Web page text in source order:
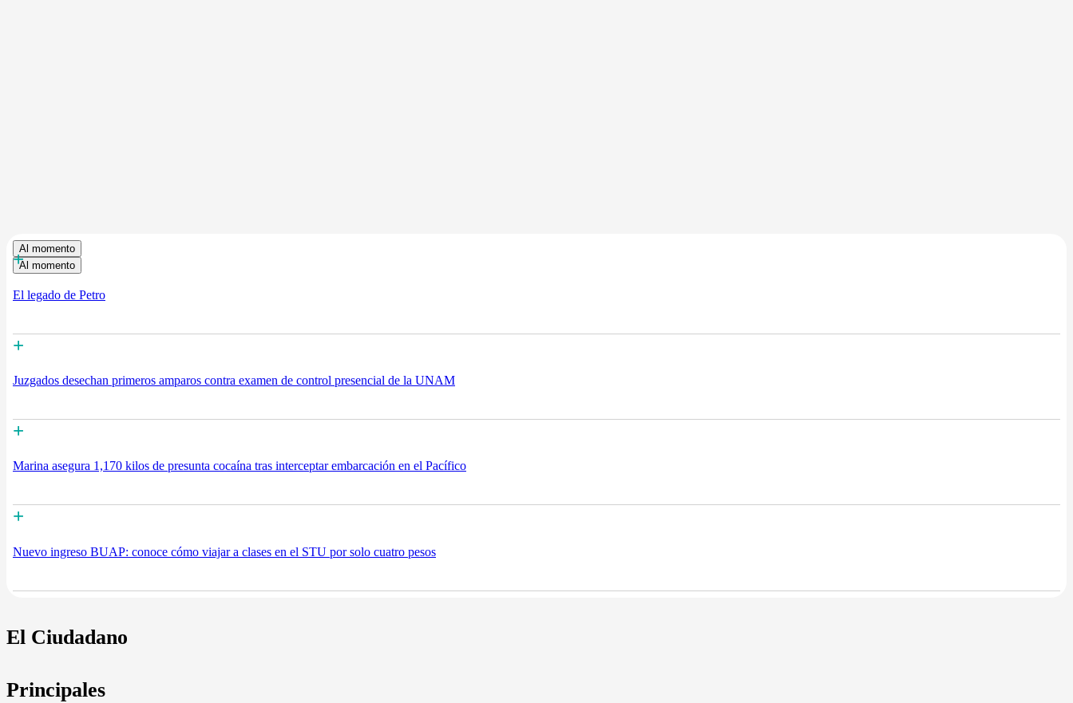
Al momento
Al momento
+
El legado de Petro
+
Juzgados desechan primeros amparos contra examen de control presencial de la UNAM
+
Marina asegura 1,170 kilos de presunta cocaína tras interceptar embarcación en el Pacífico
+
Nuevo ingreso BUAP: conoce cómo viajar a clases en el STU por solo cuatro pesos
El Ciudadano
Principales